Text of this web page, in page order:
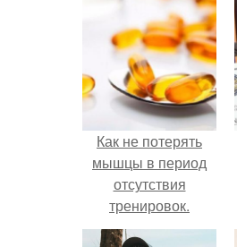
Как не потерять
мышцы в период
отсутствия
тренировок.